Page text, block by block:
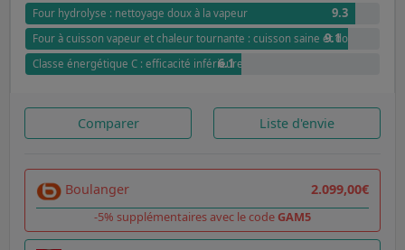
Four hydrolyse : nettoyage doux à la vapeur 9.3
Four à cuisson vapeur et chaleur tournante : cuisson saine et douce
9.1
Classe énergétique C : efficacité inférieure
6.1
Comparer Liste d'envie
Boulanger 2.099,00€
-5% supplémentaires avec le code GAM5